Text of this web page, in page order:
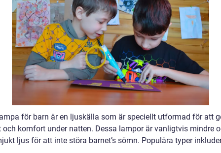
för barn är en ljuskälla som är speciellt utformad för att
och komfort under natten. Dessa lampor är vanligtvis mindre
ljus för att inte störa barnet’s sömn. Populära typer